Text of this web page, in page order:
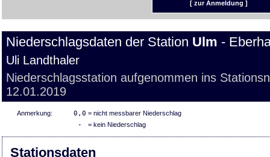
[ zur Anmeldung ]
Niederschlagsdaten der Station Ulm -
Uli Landthaler
Niederschlagsstation aufgenommen ins
12.01.2019
Anmerkung: 0,0 = nicht messbarer Niederschlag
- = kein Niederschlag
Stationsdaten